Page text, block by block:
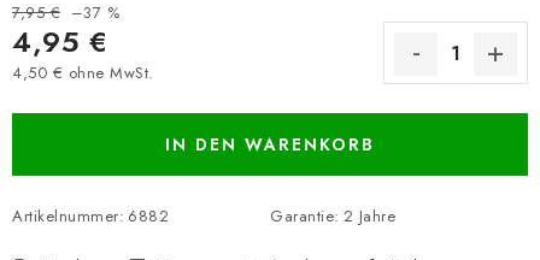
7,95 € –37 %
4,95 €
4,50 € ohne MwSt.
IN DEN WARENKORB
Artikelnummer: 6882 Garantie: 2 Jahre